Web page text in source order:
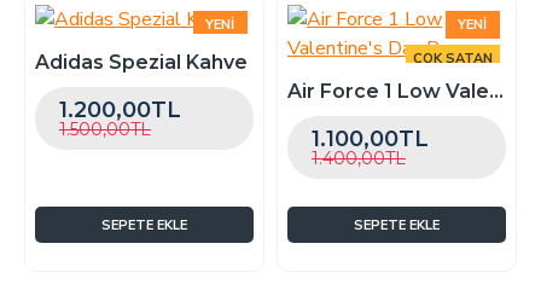
kısmına kalıp istiyorum yazabilirsiniz.
YENI
ÇOK SATAN
Adidas Spezial Kahve
1.200,00TL
1.500,00TL
SEPETE EKLE
YENI
ÇOK SATAN
-21 %Air Force 1 Low Valentine's Day Beyaz
1.100,00TL
1.400,00TL
SEPETE EKLE